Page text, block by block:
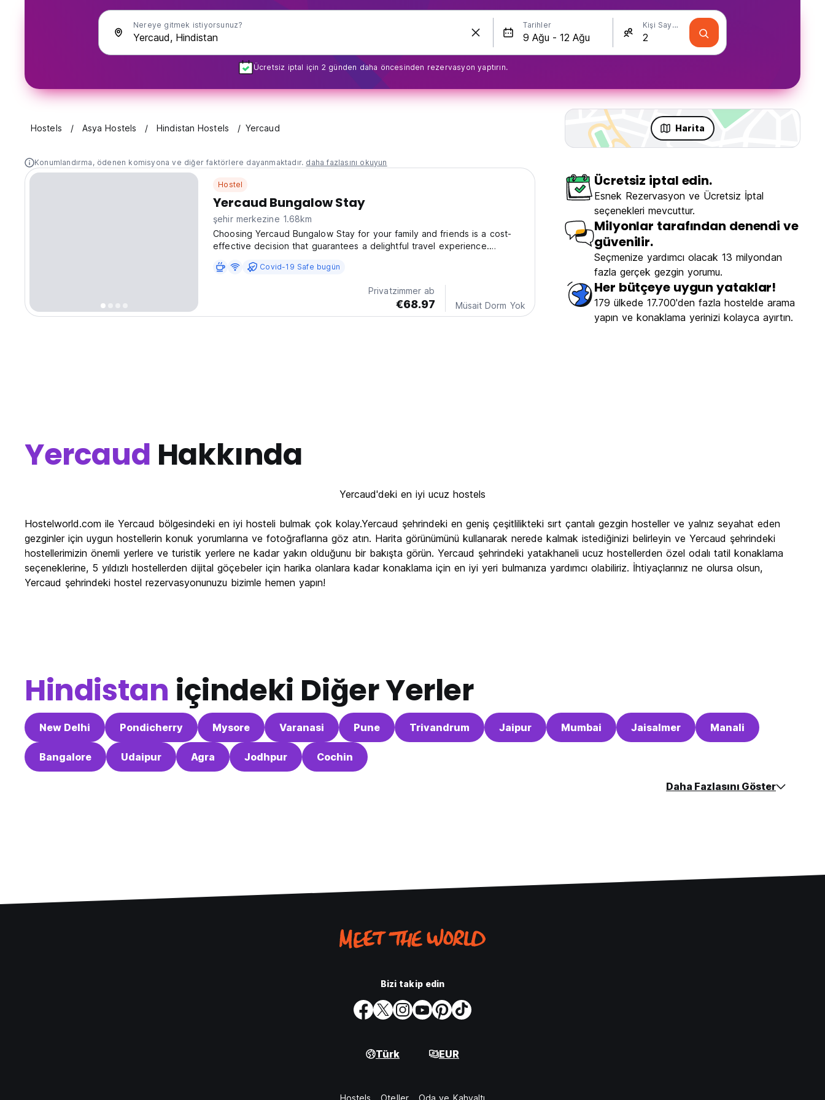
Nereye gitmek istiyorsunuz? Tarihler Kişi Sayısı
Ücretsiz iptal için 2 günden daha öncesinden rezervasyon yaptırın.
Hostels Asya Hostels Hindistan Hostels Yercaud Harita
Konumlandırma, ödenen komisyona ve diğer faktörlere dayanmaktadır. daha fazlasını okuyun
Hostel
Yercaud Bungalow Stay
şehir merkezine 1.68km
Choosing Yercaud Bungalow Stay for your family and friends is a cost-
effective decision that guarantees a delightful travel experience.
our bungalow offers impressive features and amenities...
Covid-19 Safe bugün
Privatzimmer ab
€68.97 Müsait Dorm Yok
Ücretsiz iptal edin.
Esnek Rezervasyon ve Ücretsiz İptal
seçenekleri mevcuttur.
Milyonlar tarafından denendi ve
güvenilir.
Seçmenize yardımcı olacak 13 milyondan
fazla gerçek gezgin yorumu.
Her bütçeye uygun yataklar!
179 ülkede 17.700'den fazla hostelde arama
yapın ve konaklama yerinizi kolayca ayırtın.
Yercaud Hakkında
Yercaud'deki en iyi ucuz hostels
Hostelworld.com ile Yercaud bölgesindeki en iyi hosteli bulmak çok kolay.Yercaud şehrindeki en geniş çeşitlilikteki sırt çantalı gezgin hosteller ve yalnız seyahat eden
gezginler için uygun hostellerin konuk yorumlarına ve fotoğraflarına göz atın. Harita görünümünü kullanarak nerede kalmak istediğinizi belirleyin ve Yercaud şehrindeki
hostellerimizin önemli yerlere ve turistik yerlere ne kadar yakın olduğunu bir bakışta görün. Yercaud şehrindeki yatakhaneli ucuz hostellerden özel odalı tatil konaklama
seçeneklerine, 5 yıldızlı hostellerden dijital göçebeler için harika olanlara kadar konaklama için en iyi yeri bulmanıza yardımcı olabiliriz. İhtiyaçlarınız ne olursa olsun,
Yercaud şehrindeki hostel rezervasyonunuzu bizimle hemen yapın!
Hindistan içindeki Diğer Yerler
New Delhi Pondicherry Mysore Varanasi Pune Trivandrum Jaipur Mumbai Jaisalmer Manali
Bangalore Udaipur Agra Jodhpur Cochin
Daha Fazlasını Göster
Bizi takip edin
Türk EUR
Hostels Oteller Oda ve Kahvaltı